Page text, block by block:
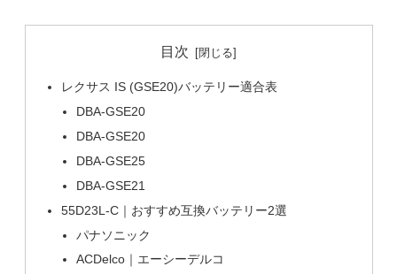
目次
レクサス IS (GSE20)バッテリー適合表
DBA-GSE20
DBA-GSE20
DBA-GSE25
DBA-GSE21
55D23L-C｜おすすめ互換バッテリー2選
パナソニック
ACDelco｜エーシーデルコ